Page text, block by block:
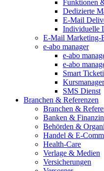
Funktionen
Dedizierte
E-Mail
Individuelle
E-Mail Marketing-
e-abo manager
e-abo
e-abo
Smart
Kursmanager
SMS Dienst
Branchen & Referenzen
Branchen &
Banken &
Behörden &
Handel & E-
Health-Care
Verlage & Medien
Versicherungen